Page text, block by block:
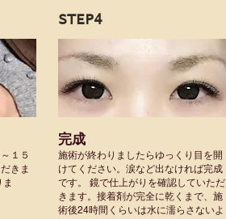
１５
きま
STEP4
完成
施術が終わりましたらゆっくり目を開
けてください。涙など出なければ完成
です。 鏡で仕上がりを確認していただ
きます。接着剤が完全に乾くまで、施
術後24時間くらいは水に濡らさないよ